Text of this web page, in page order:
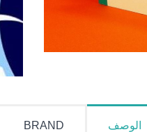
الوصف BRAND